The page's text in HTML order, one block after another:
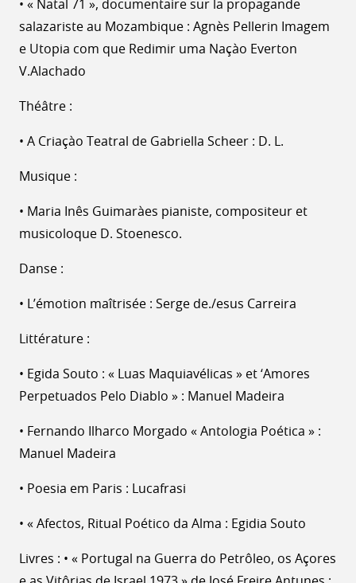
• « Natal 71 », documentaire sur la propagande
salazariste au Mozambique : Agnès Pellerin Imagem
e Utopia com que Redimir uma Naçào Everton
V.Alachado
Théâtre :
• A Criaçào Teatral de Gabriella Scheer : D. L.
Musique :
• Maria Inês Guimaràes pianiste, compositeur et
musicoloque D. Stoenesco.
Danse :
• L’émotion maîtrisée : Serge de./esus Carreira
Littérature :
• Egida Souto : « Luas Maquiavélicas » et ‘Amores
Perpetuados Pelo Diablo » : Manuel Madeira
• Fernando Ilharco Morgado « Antologia Poética » :
Manuel Madeira
• Poesia em Paris : Lucafrasi
• « Afectos, Ritual Poético da Alma : Egidia Souto
Livres : • « Portugal na Guerra do Petrôleo, os Açores